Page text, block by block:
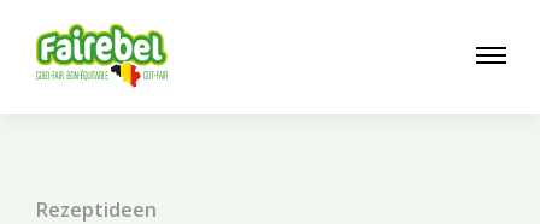
Rezeptideen